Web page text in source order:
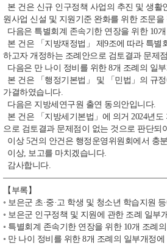
본 건은 신규 인구정책 사업의 추진 및 생활
원사업 신설 및 지원기준 완화를 위한 조문
다음은 특별회계 존속기한 연장을 위한 10
본 건은 「지방재정법」 제9조에 따라 특
하고자 개정하는 조례안으로 검토결과 문제
다음은 만 나이 정비를 위한 8개 조례의 일
본 건은 「행정기본법」 및 「민법」의 규
가결하였습니다.
다음은 지방세연구원 출연 동의안입니다.
본 건은 「지방세기본법」에 의거 2024년
으로 검토결과 문제점이 없는 것으로 판단되
이상 5건의 안건은 행정운영위원회에서 충
이상, 보고를 마치겠습니다.
감사합니다.
【부록】
◦ 보은군 초·중·고 학생 및 청소년 학습지원
◦ 보은군 인구정책 및 지원에 관한 조례 일부
◦ 특별회계 존속기한 연장을 위한 10개 조례
◦ 만 나이 정비를 위한 8개 조례의 일부개정